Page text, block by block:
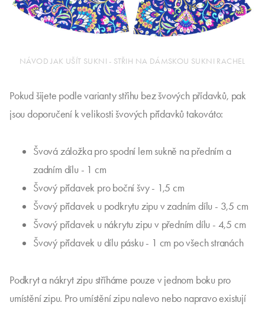
NÁVOD JAK UŠÍT SUKNI - STŘIH NA DÁMSKOU SUKNI RACHEL
Pokud šijete podle varianty střihu bez švových přídavků, pak
jsou doporučení k velikosti švových přídavků takováto:
Švová záložka pro spodní lem sukně na předním a
zadním dílu - 1 cm
Švový přídavek pro boční švy - 1,5 cm
Švový přídavek u podkrytu zipu v zadním dílu - 3,5 cm
Švový přídavek u nákrytu zipu v předním dílu - 4,5 cm
Švový přídavek u dílu pásku - 1 cm po všech stranách
Podkryt a nákryt zipu stříháme pouze v jednom boku pro
umístění zipu. Pro umístění zipu nalevo nebo napravo existují